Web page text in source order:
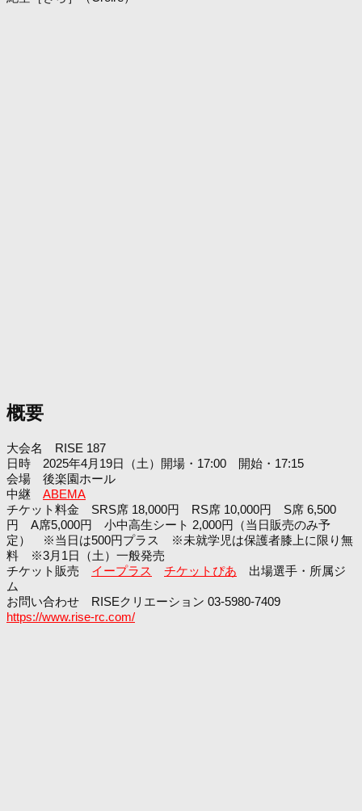
概要
大会名 RISE 187
日時 2025年4月19日（土）開場・17:00 開始・17:15
会場 後楽園ホール
中継 ABEMA
チケット料金 SRS席 18,000円 RS席 10,000円 S席 6,500
円 A席5,000円 小中高生シート 2,000円（当日販売のみ予
定） ※当日は500円プラス ※未就学児は保護者膝上に限り無
料 ※3月1日（土）一般発売
チケット販売 イープラス チケットぴあ 出場選手・所属ジ
ム
お問い合わせ RISEクリエーション 03-5980-7409
https://www.rise-rc.com/